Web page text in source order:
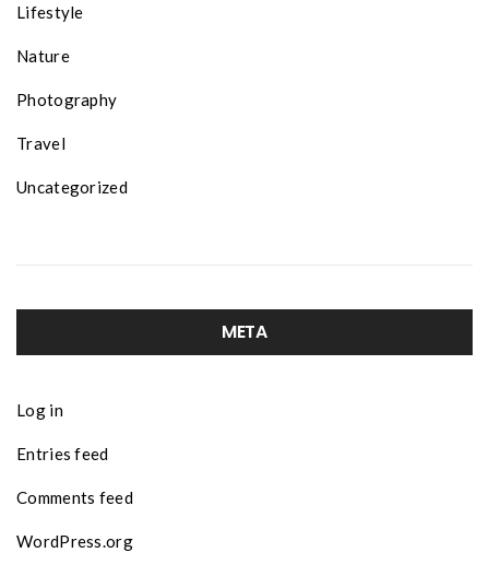
Lifestyle
Nature
Photography
Travel
Uncategorized
META
Log in
Entries feed
Comments feed
WordPress.org